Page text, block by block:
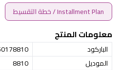
Installment Plan / خطة التقسيط
معلومات المنتج
الباركود
الموديل
8810